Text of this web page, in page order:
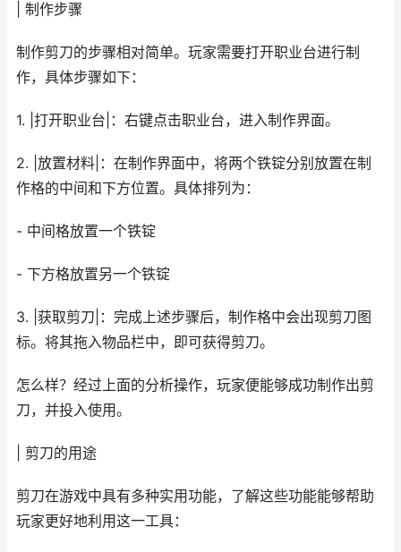
| 制作步骤
制作剪刀的步骤相对简单。玩家需要打开职业台进行制
作，具体步骤如下：
1. |打开职业台|：右键点击职业台，进入制作界面。
2. |放置材料|：在制作界面中，将两个铁锭分别放置在制
作格的中间和下方位置。具体排列为：
- 中间格放置一个铁锭
- 下方格放置另一个铁锭
3. |获取剪刀|：完成上述步骤后，制作格中会出现剪刀图
标。将其拖入物品栏中，即可获得剪刀。
怎么样？经过上面的分析操作，玩家便能够成功制作出剪
刀，并投入使用。
| 剪刀的用途
剪刀在游戏中具有多种实用功能，了解这些功能能够帮助
玩家更好地利用这一工具：